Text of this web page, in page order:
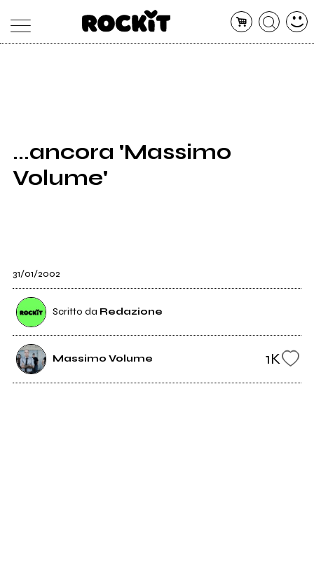
SHOP
RADIO
...ancora 'Massimo
Volume'
31/01/2002
Scritto da Redazione
Massimo Volume 1K